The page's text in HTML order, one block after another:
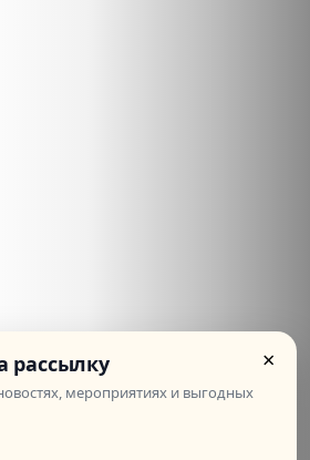
×
рассылку
мероприятиях и выгодных